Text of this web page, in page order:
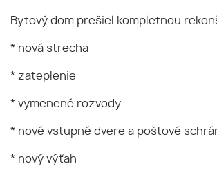
Bytový dom prešiel kompletnou
* nová strecha
* zateplenie
* vymenené rozvody
* nové vstupné dvere a poštové
* nový výťah